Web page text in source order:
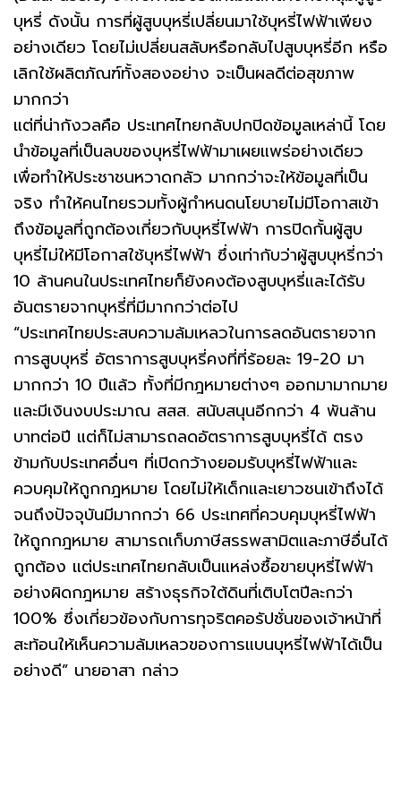
บุหรี่ ดังนั้น การที่ผู้สูบบุหรี่เปลี่ยนมาใช้บุหรี่ไฟฟ้าเพียง
อย่างเดียว โดยไม่เปลี่ยนสลับหรือกลับไปสูบบุหรี่อีก หรือ
เลิกใช้ผลิตภัณฑ์ทั้งสองอย่าง จะเป็นผลดีต่อสุขภาพ
มากกว่า
แต่ที่น่ากังวลคือ ประเทศไทยกลับปกปิดข้อมูลเหล่านี้ โดย
นำข้อมูลที่เป็นลบของบุหรี่ไฟฟ้ามาเผยแพร่อย่างเดียว
เพื่อทำให้ประชาชนหวาดกลัว มากกว่าจะให้ข้อมูลที่เป็น
จริง ทำให้คนไทยรวมทั้งผู้กำหนดนโยบายไม่มีโอกาสเข้า
ถึงข้อมูลที่ถูกต้องเกี่ยวกับบุหรี่ไฟฟ้า การปิดกั้นผู้สูบ
บุหรี่ไม่ให้มีโอกาสใช้บุหรี่ไฟฟ้า ซึ่งเท่ากับว่าผู้สูบบุหรี่กว่า
10 ล้านคนในประเทศไทยก็ยังคงต้องสูบบุหรี่และได้รับ
อันตรายจากบุหรี่ที่มีมากกว่าต่อไป
“ประเทศไทยประสบความล้มเหลวในการลดอันตรายจาก
การสูบบุหรี่ อัตราการสูบบุหรี่คงที่ที่ร้อยละ 19-20 มา
มากกว่า 10 ปีแล้ว ทั้งที่มีกฎหมายต่างๆ ออกมามากมาย
และมีเงินงบประมาณ สสส. สนับสนุนอีกกว่า 4 พันล้าน
บาทต่อปี แต่ก็ไม่สามารถลดอัตราการสูบบุหรี่ได้ ตรง
ข้ามกับประเทศอื่นๆ ที่เปิดกว้างยอมรับบุหรี่ไฟฟ้าและ
ควบคุมให้ถูกกฎหมาย โดยไม่ให้เด็กและเยาวชนเข้าถึงได้
จนถึงปัจจุบันมีมากกว่า 66 ประเทศที่ควบคุมบุหรี่ไฟฟ้า
ให้ถูกกฎหมาย สามารถเก็บภาษีสรรพสามิตและภาษีอื่นได้
ถูกต้อง แต่ประเทศไทยกลับเป็นแหล่งซื้อขายบุหรี่ไฟฟ้า
อย่างผิดกฎหมาย สร้างธุรกิจใต้ดินที่เติบโตปีละกว่า
100% ซึ่งเกี่ยวข้องกับการทุจริตคอรัปชั่นของเจ้าหน้าที่
สะท้อนให้เห็นความล้มเหลวของการแบนบุหรี่ไฟฟ้าได้เป็น
อย่างดี” นายอาสา กล่าว